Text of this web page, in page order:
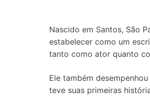
Nascido em Santos, São
estabelecer como um
tanto como ator quanto
Ele também
teve suas primeiras